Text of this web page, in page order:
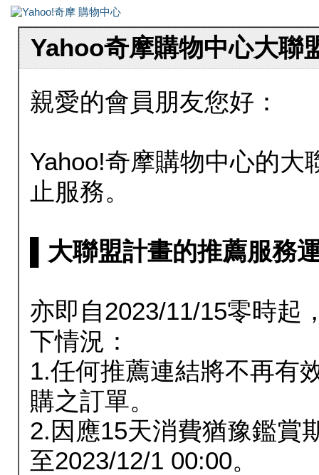
Yahoo奇摩購物中心大聯
親愛的會員朋友您好：
Yahoo!奇摩購物中心的大
止服務。
▌大聯盟計畫的推薦服務
亦即自2023/11/15零時起
下情況：
1.任何推薦連結將不再有
購之訂單。
2.因應15天消費猶豫鑑賞
至2023/12/1 00:00。